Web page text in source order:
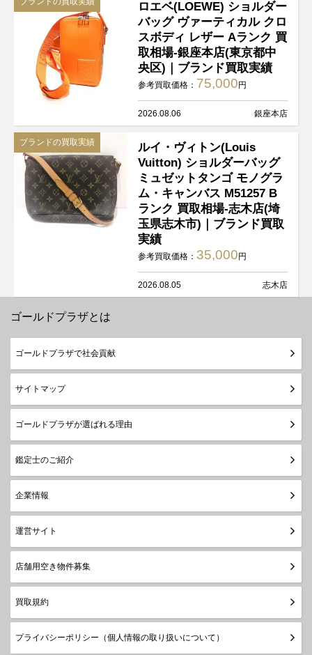
ロエベ(LOEWE) ショルダー
バッグ ヴァーティカル クロ
スボディ レザー Aランク 買
取相場-銀座本店(東京都中
央区)｜ブランド買取実績
参考買取価格： 75,000 円
2026.08.06 銀座本店
ブランドの買取実績
ルイ・ヴィトン(Louis
Vuitton) ショルダーバッグ
ミュゼットタンゴ モノグラ
ム・キャンバス M51257 B
ランク 買取相場-志木店(埼
玉県志木市)｜ブランド買取
実績
参考買取価格： 35,000 円
2026.08.05 志木店
ゴールドプラザとは
ゴールドプラザで社会貢献
サイトマップ
ゴールドプラザが選ばれる理由
鑑定士のご紹介
企業情報
運営サイト
店舗用空き物件募集
買取規約
プライバシーポリシー（個人情報の取り扱いについて）